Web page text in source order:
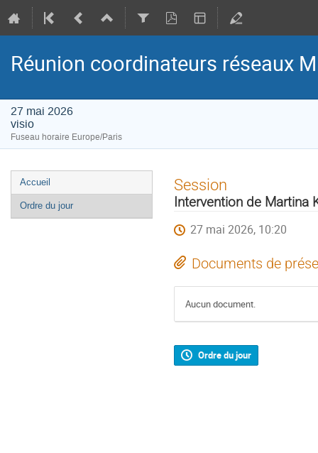
Réunion coordinateurs réseaux
27 mai 2026
visio
Fuseau horaire Europe/Paris
Menu
de
l'événement
Accueil
Ordre du jour
Session
Intervention de Martina
27 mai 2026, 10:20
Documents de
Aucun document.
Ordre du jour